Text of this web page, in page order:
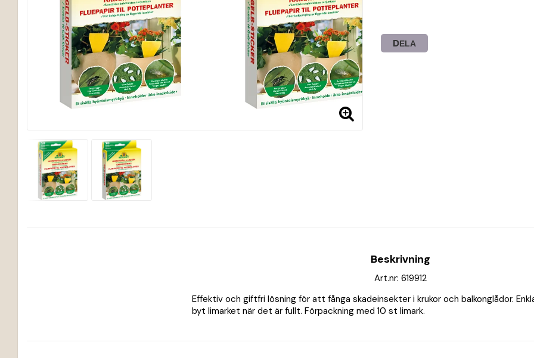
DELA
Beskrivning
Art.nr: 619912
Effektiv och giftfri lösning för att fånga skadeinsekter i krukor och balkonglådor.
byt limarket när det är fullt. Förpackning med 10 st limark.